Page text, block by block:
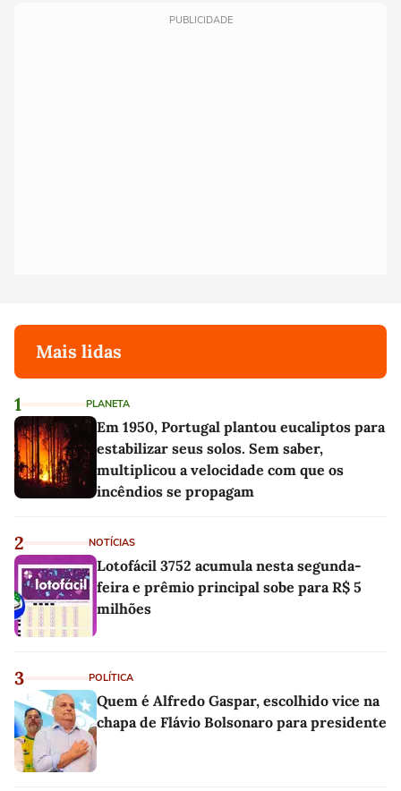
PUBLICIDADE
Mais lidas
1 PLANETA
Em 1950, Portugal plantou eucaliptos para
estabilizar seus solos. Sem saber,
multiplicou a velocidade com que os
incêndios se propagam
2 NOTÍCIAS
Lotofácil 3752 acumula nesta segunda-
feira e prêmio principal sobe para R$ 5
milhões
3 POLÍTICA
Quem é Alfredo Gaspar, escolhido vice na
chapa de Flávio Bolsonaro para presidente